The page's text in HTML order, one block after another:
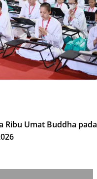
Ribu Umat Buddha pada